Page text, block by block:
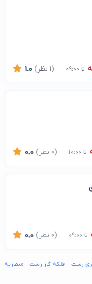
تا 09:00 1.0 (1 نظر)
تا 10:00 0.0 (0 نظر)
تا 09:00 0.0 (0 نظر)
رشت فلکه گاز رشت منظریه